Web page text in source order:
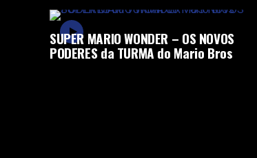
SUPER MARIO WONDER – OS NOVOS
PODERES da TURMA do Mario Bros